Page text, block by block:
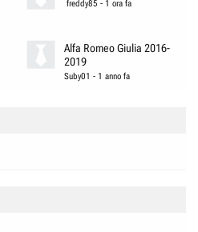
freddy85 - 1 ora fa
Alfa Romeo Giulia 2016-
2019
Suby01 - 1 anno fa